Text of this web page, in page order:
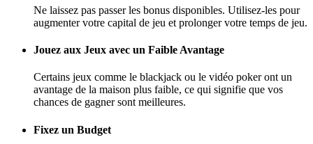
Ne laissez pas passer les bonus disponibles. Utilisez-les pour
augmenter votre capital de jeu et prolonger votre temps de jeu.
Jouez aux Jeux avec un Faible Avantage
Certains jeux comme le blackjack ou le vidéo poker ont un
avantage de la maison plus faible, ce qui signifie que vos
chances de gagner sont meilleures.
Fixez un Budget